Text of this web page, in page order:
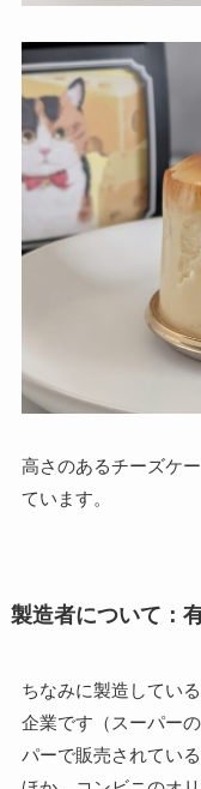
高さのあるチーズケ
ています。
製造者について：
ちなみに製造してい
企業です（スーパー
パーで販売されてい